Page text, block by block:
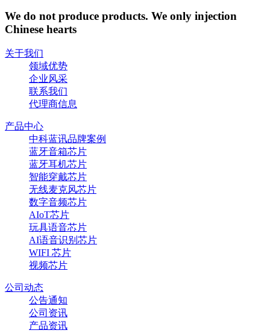
We do not produce products. We only injection
Chinese hearts
关于我们
领域优势
企业风采
联系我们
代理商信息
产品中心
中科蓝讯品牌案例
蓝牙音箱芯片
蓝牙耳机芯片
智能穿戴芯片
无线麦克风芯片
数字音频芯片
AIoT芯片
玩具语音芯片
AI语音识别芯片
WIFI 芯片
视频芯片
公司动态
公告通知
公司资讯
产品资讯